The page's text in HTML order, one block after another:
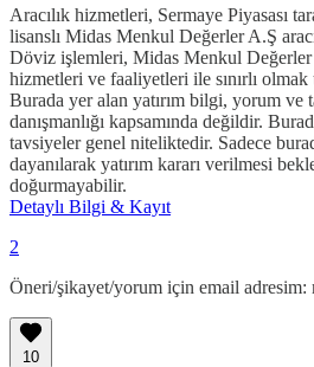
Aracılık hizmetleri, Sermaye Piyasası
lisanslı Midas Menkul Değerler A.Ş
Döviz işlemleri, Midas Menkul Değerler
hizmetleri ve faaliyetleri ile sınırlı olmak
Burada yer alan yatırım bilgi, yorum ve
danışmanlığı kapsamında değildir.
tavsiyeler genel niteliktedir. Sadece
dayanılarak yatırım kararı verilmesi
doğurmayabilir.
Detaylı Bilgi & Kayıt
2
Öneri/şikayet/yorum için email
10